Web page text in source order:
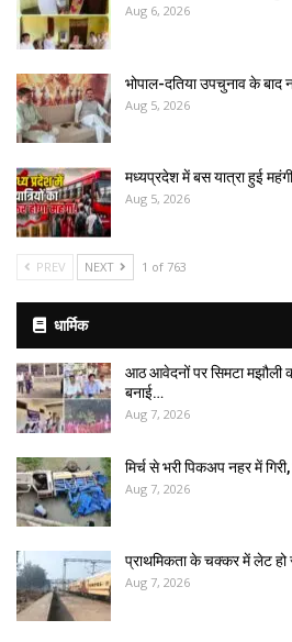
Aug 6, 2026
भोपाल-दतिया उपचुनाव के बाद
Aug 5, 2026
मध्यप्रदेश में बस यात्रा हुई
Aug 5, 2026
PREV NEXT 1 of 763
धार्मिक
आठ आवेदनों पर सिमटा मझौली
बनाई…
Aug 7, 2026
मिर्च से भरी पिकअप नहर में
Aug 7, 2026
प्राथमिकता के चक्कर में लेट हो
Aug 7, 2026